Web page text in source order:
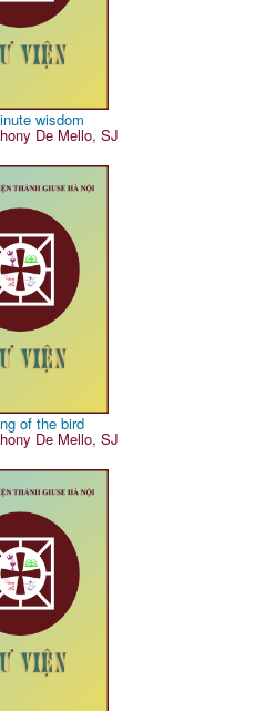
wisdom
De Mello, SJ
of the bird
De Mello, SJ